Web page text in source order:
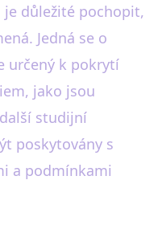
je důležité pochopit,
Jedná se o
určený k pokrytí
jako jsou
studijní
poskytovány s
a podmínkami